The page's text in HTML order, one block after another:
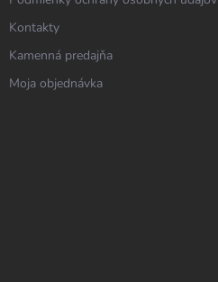
Kontakty
Kamenná predajňa
Moja objednávka